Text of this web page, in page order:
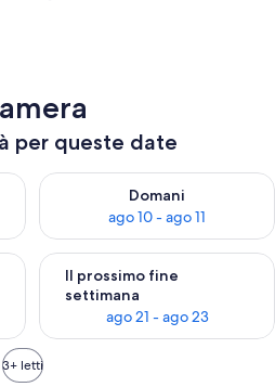
per queste date
sera, ago 9 - ago 10
Domani
ago 10 - ago 11
Verifica la disponibilità per
fine settimana, ago 14 -
Il prossimo fine
settimana
ago 21 - ago 23
Verifica la disponibilità per il
3+ letti